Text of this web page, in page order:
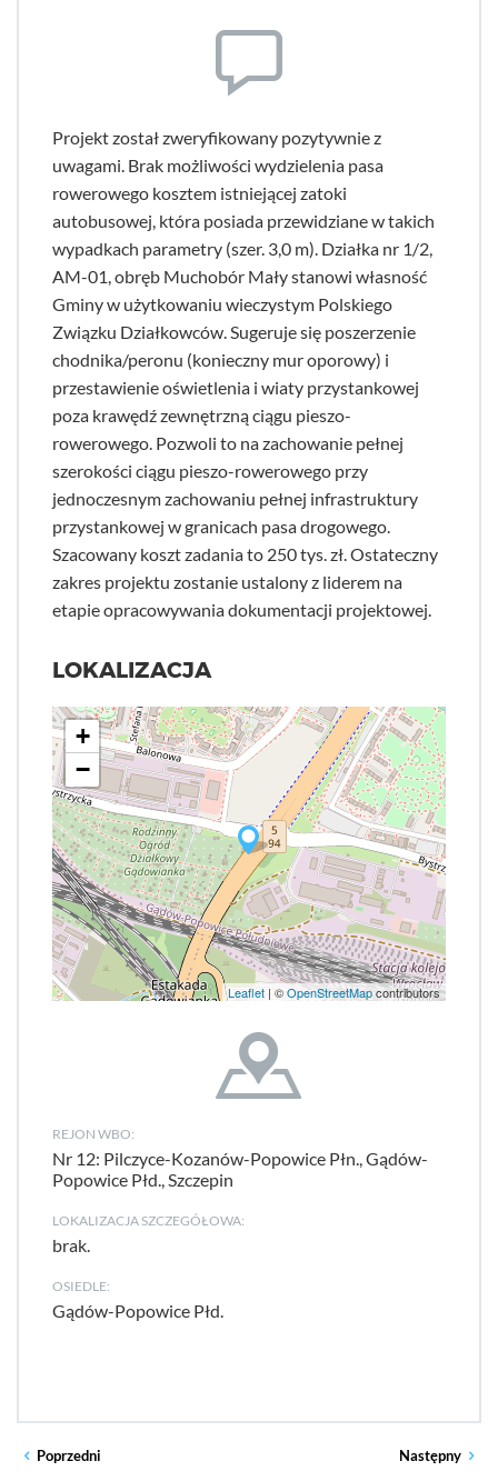
Projekt został zweryfikowany pozytywnie z
uwagami. Brak możliwości wydzielenia pasa
rowerowego kosztem istniejącej zatoki
autobusowej, która posiada przewidziane w takich
wypadkach parametry (szer. 3,0 m). Działka nr 1/2,
AM-01, obręb Muchobór Mały stanowi własność
Gminy w użytkowaniu wieczystym Polskiego
Związku Działkowców. Sugeruje się poszerzenie
chodnika/peronu (konieczny mur oporowy) i
przestawienie oświetlenia i wiaty przystankowej
poza krawędź zewnętrzną ciągu pieszo-
rowerowego. Pozwoli to na zachowanie pełnej
szerokości ciągu pieszo-rowerowego przy
jednoczesnym zachowaniu pełnej infrastruktury
przystankowej w granicach pasa drogowego.
Szacowany koszt zadania to 250 tys. zł. Ostateczny
zakres projektu zostanie ustalony z liderem na
etapie opracowywania dokumentacji projektowej.
LOKALIZACJA
+
−
Leaflet | ©OpenStreetMapcontributors
REJON WBO:
Nr 12: Pilczyce-Kozanów-Popowice Płn., Gądów-
Popowice Płd., Szczepin
LOKALIZACJA SZCZEGÓŁOWA:
brak.
OSIEDLE:
Gądów-Popowice Płd.
Poprzedni Następny